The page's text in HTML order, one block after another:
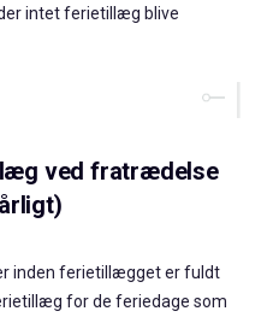
intet ferietillæg blive
ved fratrædelse
inden ferietillægget er fuldt
for de feriedage som